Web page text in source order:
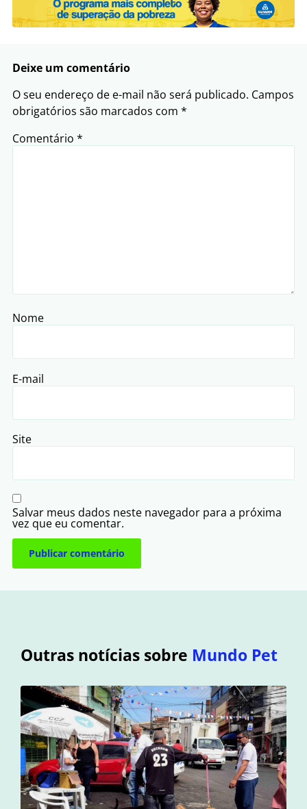
Deixe um comentário
O seu endereço de e-mail não será publicado. Campos
obrigatórios são marcados com *
Comentário *
Nome
E-mail
Site
Salvar meus dados neste navegador para a próxima
vez que eu comentar.
Outras notícias sobre Mundo Pet